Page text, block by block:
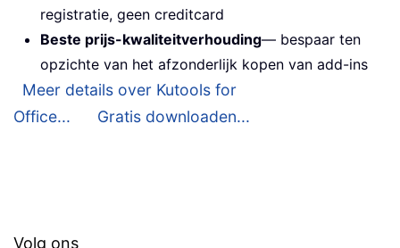
registratie, geen creditcard
Beste prijs-kwaliteitverhouding— bespaar ten
opzichte van het afzonderlijk kopen van add-ins
Meer details over Kutools for
Office...
Gratis downloaden...
Volg ons